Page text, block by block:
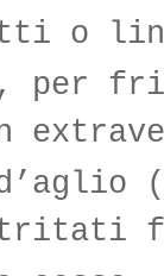
o
per